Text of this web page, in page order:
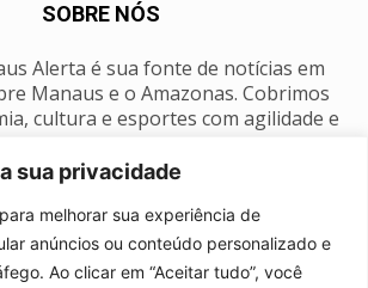
sua privacidade
melhorar sua experiência de
anúncios ou conteúdo personalizado e
Ao clicar em “Aceitar tudo”, você
SOBRE NÓS
Alerta é sua fonte de notícias em
Manaus e o Amazonas. Cobrimos
cultura e esportes com agilidade e